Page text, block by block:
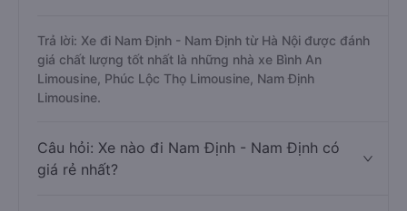
Trả lời: Xe đi Nam Định - Nam Định từ Hà Nội được đánh
giá chất lượng tốt nhất là những nhà xe Bình An
Limousine, Phúc Lộc Thọ Limousine, Nam Định
Limousine.
Câu hỏi: Xe nào đi Nam Định - Nam Định có
giá rẻ nhất?